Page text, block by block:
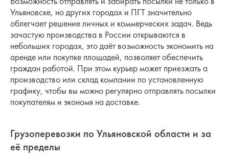
Ульяновске, но других городах и ПГТ значительно
облегчает решение личных и коммерческих задач. Ведь
зачастую производства в России открываются в
небольших городах, это даёт возможность экономить на
аренде или покупке площадей, позволяет обеспечить
граждан работой. При этом курьер может приезжать а
производство или склад компании по установленную
графику, чтобы вы можно регулярно отправлять посылки
покупателям и экономя на доставке.
Грузоперевозки по Ульяновской области и за
её пределы